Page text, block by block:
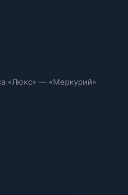
«Люкс» — «Меркурий»